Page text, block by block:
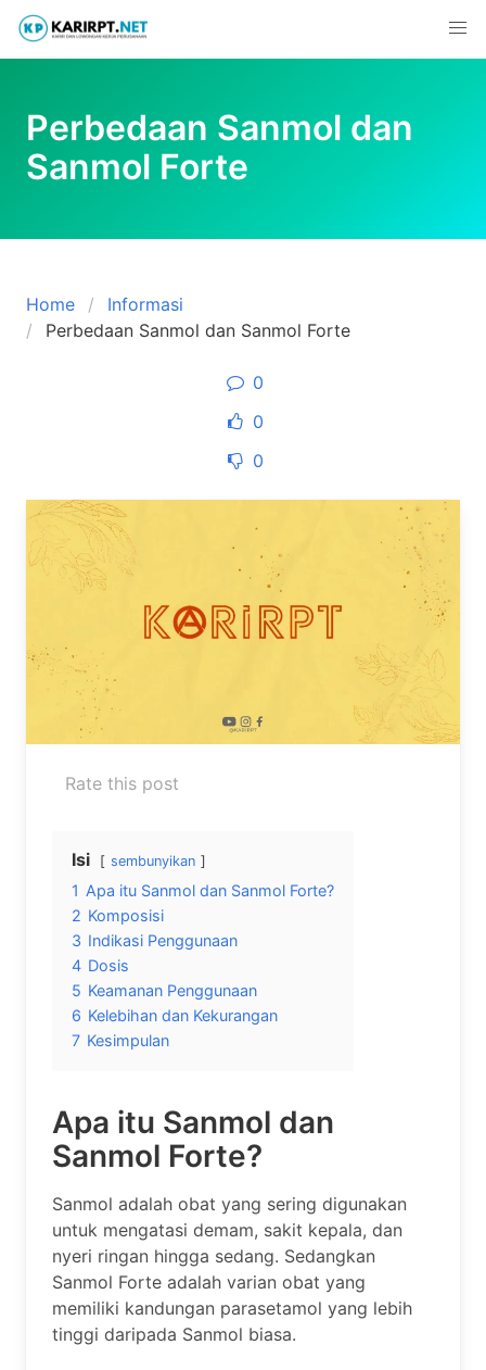
Skip
content
Perbedaan Sanmol dan
Sanmol Forte
Home
Informasi
Perbedaan Sanmol dan Sanmol Forte
0
0
0
Rate this post
Isi sembunyikan
1 Apa itu Sanmol dan Sanmol Forte?
2 Komposisi
3 Indikasi Penggunaan
4 Dosis
5 Keamanan Penggunaan
6 Kelebihan dan Kekurangan
7 Kesimpulan
Apa itu Sanmol dan
Sanmol Forte?
Sanmol adalah obat yang sering digunakan
untuk mengatasi demam, sakit kepala, dan
nyeri ringan hingga sedang. Sedangkan
Sanmol Forte adalah varian obat yang
memiliki kandungan parasetamol yang lebih
tinggi daripada Sanmol biasa.